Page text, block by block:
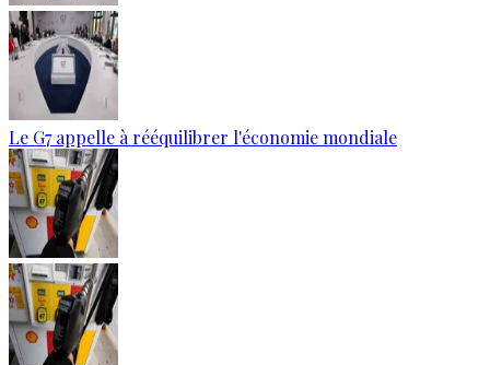
Le G7 appelle à rééquilibrer l'économie mondiale